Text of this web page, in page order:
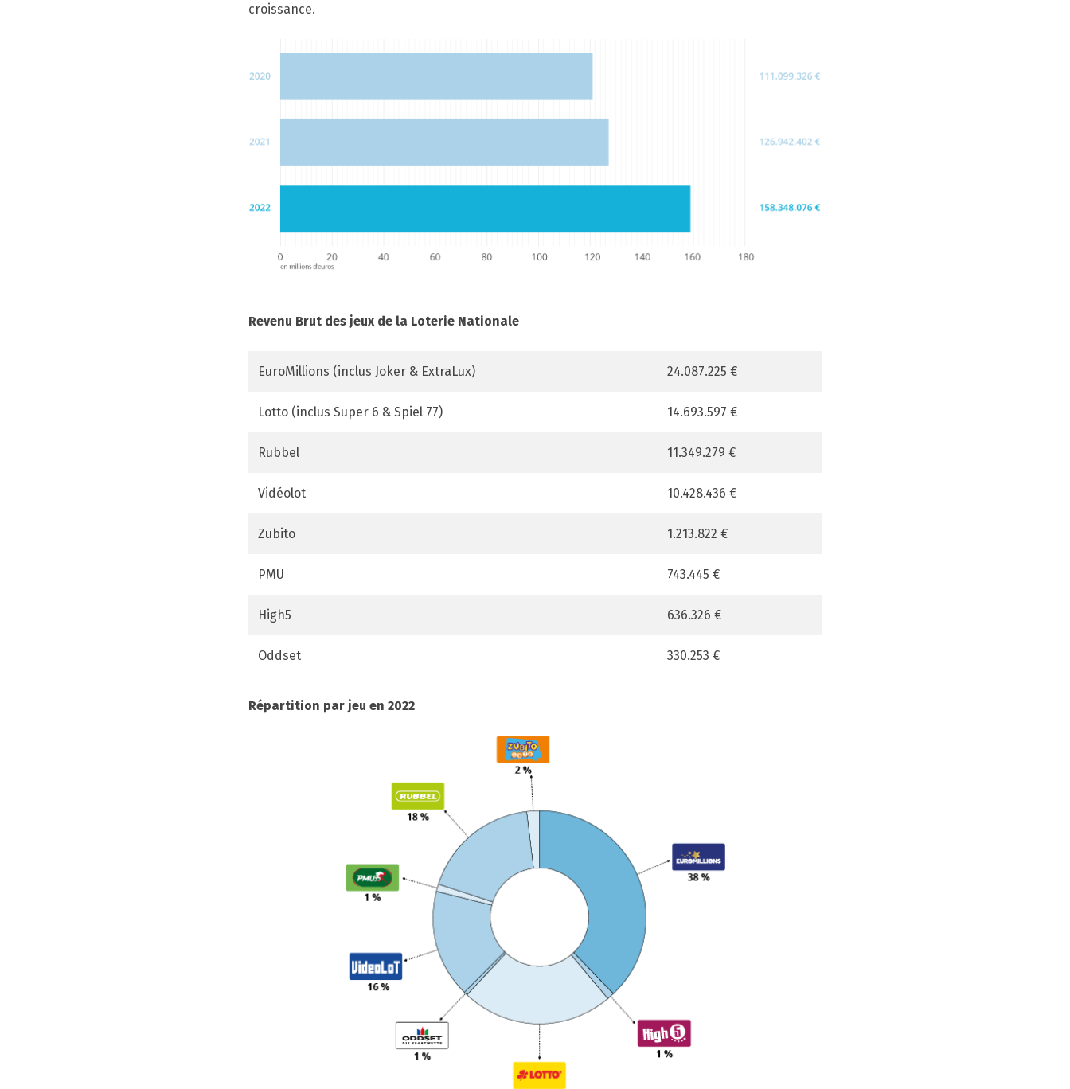
croissance.
Revenu Brut des jeux de la Loterie Nationale
EuroMillions (inclus Joker & ExtraLux) 24.087.225 €
Lotto (inclus Super 6 & Spiel 77) 14.693.597 €
Rubbel 11.349.279 €
Vidéolot 10.428.436 €
Zubito 1.213.822 €
PMU 743.445 €
High5 636.326 €
Oddset 330.253 €
Répartition par jeu en 2022